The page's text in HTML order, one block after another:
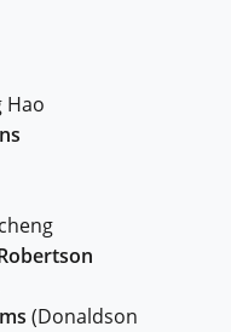
Hao
(Donaldson